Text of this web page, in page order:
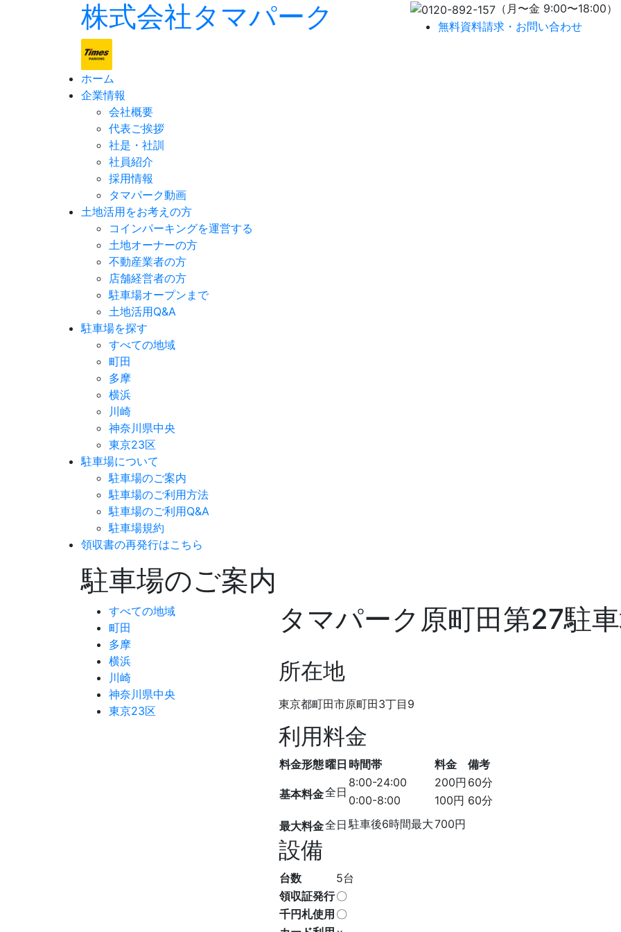
株式会社タマパーク
（月〜金 9:00〜18:00）
無料資料請求・お問い合わせ
ホーム
企業情報
会社概要
代表ご挨拶
社是・社訓
社員紹介
採用情報
タマパーク動画
土地活用をお考えの方
コインパーキングを運営する
土地オーナーの方
不動産業者の方
店舗経営者の方
駐車場オープンまで
土地活用Q&A
駐車場を探す
すべての地域
町田
多摩
横浜
川崎
神奈川県中央
東京23区
駐車場について
駐車場のご案内
駐車場のご利用方法
駐車場のご利用Q&A
駐車場規約
領収書の再発行はこちら
駐車場のご案内
すべての地域
町田
多摩
横浜
川崎
神奈川県中央
東京23区
タマパーク原町田第27駐
所在地
東京都町田市原町田3丁目9
利用料金
料金形態曜日 時間帯 料金 備考
基本料金全日
8:00-24:00 200円 60分
0:00-8:00
100円 60分
最大料金全日 駐車後6時間最大700円
設備
台数
5台
領収証発行〇
千円札使用 〇